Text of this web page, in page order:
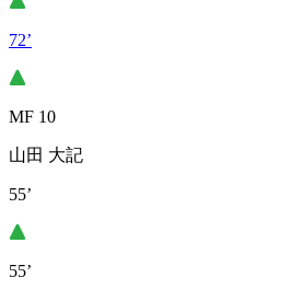
72’
MF 10
山田 大記
55’
55’